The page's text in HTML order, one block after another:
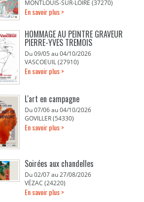
MONTLOUIS-SUR-LOIRE (37270)
En savoir plus >
HOMMAGE AU PEINTRE GRAVEUR
PIERRE-YVES TREMOIS
Du 09/05 au 04/10/2026
VASCOEUIL (27910)
En savoir plus >
L'art en campagne
Du 07/06 au 04/10/2026
GOVILLER (54330)
En savoir plus >
Soirées aux chandelles
Du 02/07 au 27/08/2026
VÉZAC (24220)
En savoir plus >